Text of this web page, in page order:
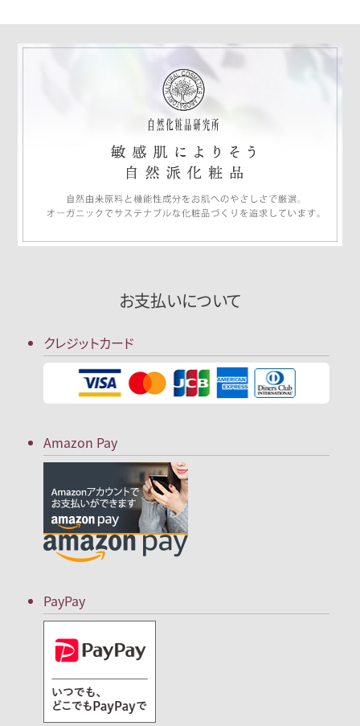
お支払いについて
クレジットカード
Amazon Pay
PayPay